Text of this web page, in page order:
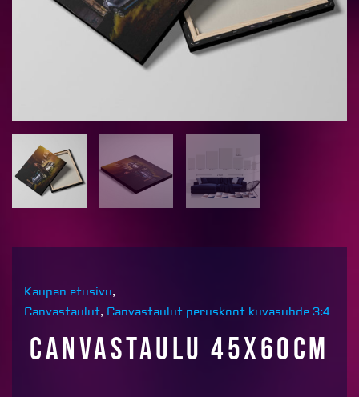
Kaupan etusivu,
Canvastaulut, Canvastaulut peruskoot kuvasuhde 3:4
Canvastaulu 45x60cm